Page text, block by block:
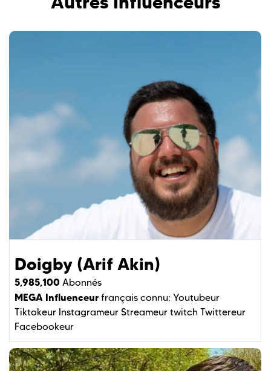
Doigby (Arif Akin)
5,985,100 Abonnés
MEGA Influenceur français connu: Youtubeur
Tiktokeur Instagrameur Streameur twitch Twittereur
Facebookeur